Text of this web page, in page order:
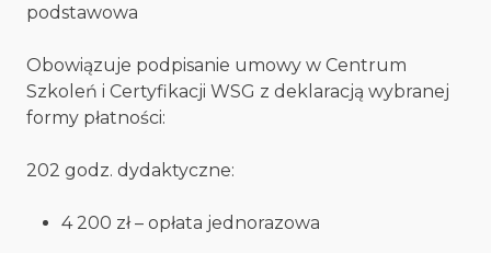
podstawowa
Obowiązuje podpisanie umowy w Centrum
Szkoleń i Certyfikacji WSG z deklaracją wybranej
formy płatności:
202 godz. dydaktyczne:
4 200 zł – opłata jednorazowa